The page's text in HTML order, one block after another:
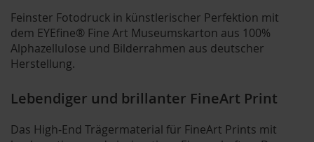
Feinster Fotodruck in künstlerischer Perfektion mit
dem EYEfine® Fine Art Museumskarton aus 100%
Alphazellulose und Bilderrahmen aus deutscher
Herstellung.
Lebendiger und brillanter FineArt Print
Das High-End Trägermaterial für FineArt Prints mit